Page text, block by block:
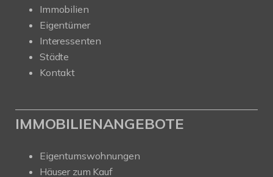
Immobilien
Eigentümer
Interessenten
Städte
Kontakt
IMMOBILIENANGEBOTE
Eigentumswohnungen
Häuser zum Kauf